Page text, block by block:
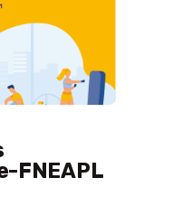
FNEAPL